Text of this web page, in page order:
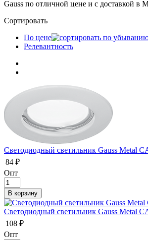
Gauss по отличной цене и с доставкой в
Сортировать
По цене
Релевантность
Светодиодный светильник Gauss Metal
84 ₽
Опт
Светодиодный светильник Gauss Metal
108 ₽
Опт